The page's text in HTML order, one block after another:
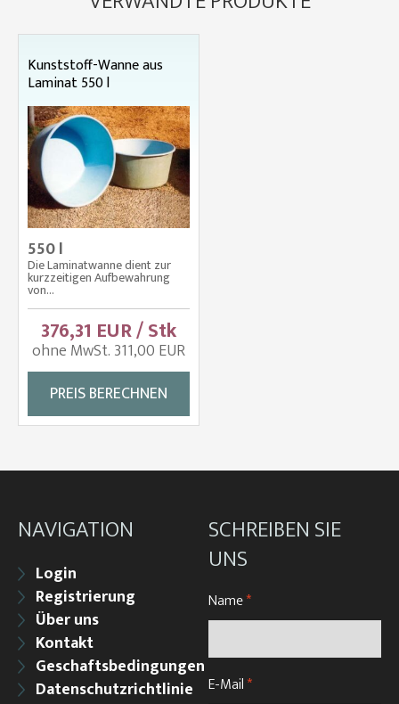
Kunststoff-Wanne aus
Laminat 550 l
550 l
Die Laminatwanne dient zur
kurzzeitigen Aufbewahrung
von...
376,31 EUR / Stk
ohne MwSt. 311,00 EUR
PREIS BERECHNEN
NAVIGATION
Login
Registrierung
Über uns
Kontakt
Geschaftsbedingungen
Datenschutzrichtlinie
SCHREIBEN SIE
UNS
Name*
E-Mail*